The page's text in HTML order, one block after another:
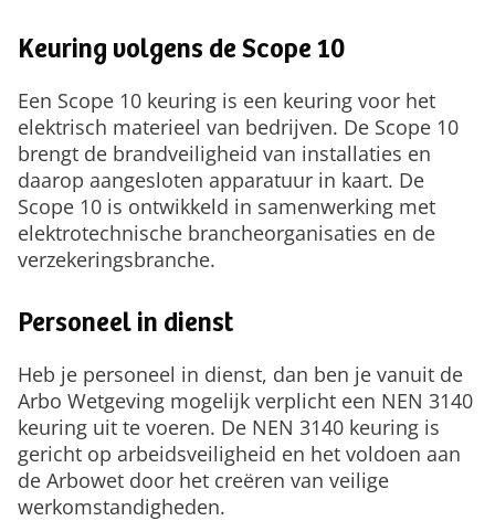
Keuring volgens de Scope 10
Een Scope 10 keuring is een keuring voor het
elektrisch materieel van bedrijven. De Scope 10
brengt de brandveiligheid van installaties en
daarop aangesloten apparatuur in kaart. De
Scope 10 is ontwikkeld in samenwerking met
elektrotechnische brancheorganisaties en de
verzekeringsbranche.
Personeel in dienst
Heb je personeel in dienst, dan ben je vanuit de
Arbo Wetgeving mogelijk verplicht een NEN 3140
keuring uit te voeren. De NEN 3140 keuring is
gericht op arbeidsveiligheid en het voldoen aan
de Arbowet door het creëren van veilige
werkomstandigheden.